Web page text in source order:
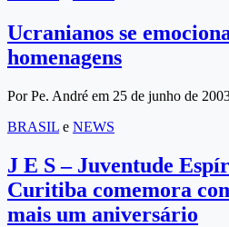
Ucranianos se
homenagens
Por Pe. André em 25 de junho de
BRASIL e NEWS
J E S – Juventude
Curitiba comemora
mais um aniversário